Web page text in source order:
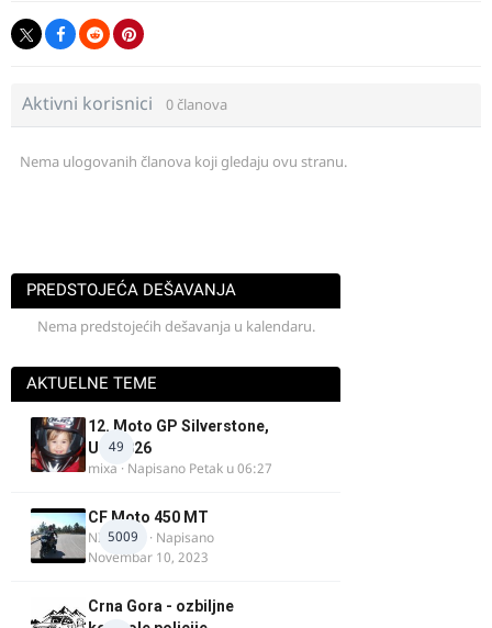
Aktivni korisnici 0 članova
Nema ulogovanih članova koji gledaju ovu stranu.
PREDSTOJEĆA DEŠAVANJA
Nema predstojećih dešavanja u kalendaru.
AKTUELNE TEME
49
12. Moto GP Silverstone,
UK, 2026
mixa · Napisano Petak u 06:27
5009
CF Moto 450 MT
NIKOLA 1
· Napisano
Novembar 10, 2023
Crna Gora - ozbiljne